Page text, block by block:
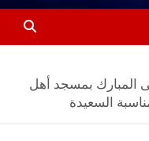
المبارك بمسجد أهل
السعيدة